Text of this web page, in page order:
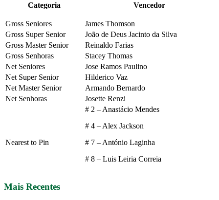
Categoria Vencedor
Gross Seniores
James Thomson
Gross Super Senior
João de Deus Jacinto da Silva
Gross Master Senior
Reinaldo Farias
Gross Senhoras
Stacey Thomas
Net Seniores
Jose Ramos Paulino
Net Super Senior
Hilderico Vaz
Net Master Senior
Armando Bernardo
Net Senhoras
Josette Renzi
Nearest to Pin
# 2 – Anastácio Mendes
# 4 – Alex Jackson
# 7 – António Laginha
# 8 – Luis Leiria Correia
Mais Recentes